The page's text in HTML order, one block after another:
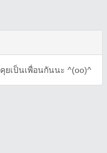
ยเป็นเพื่อนกันนะ ^(oo)^